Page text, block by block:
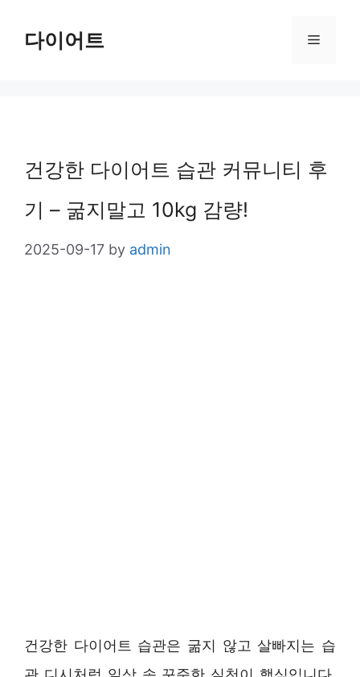
다이어트 Menu
건강한 다이어트 습관 커뮤니티 후
기 – 굶지말고 10kg 감량!
2025-09-17 by admin
건강한 다이어트 습관은 굶지 않고 살빠지는 습